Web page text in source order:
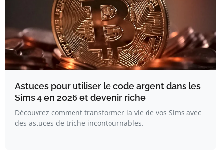
Astuces pour utiliser le code argent dans les
Sims 4 en 2026 et devenir riche
Découvrez comment transformer la vie de vos Sims avec
des astuces de triche incontournables.